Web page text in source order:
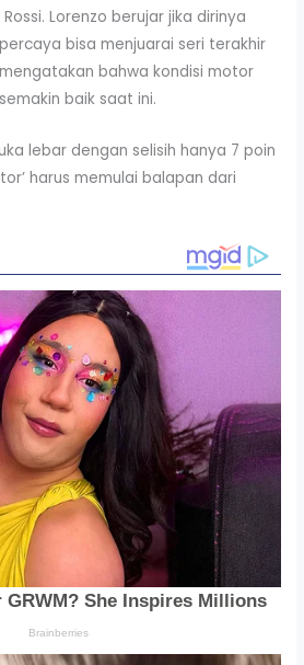
Lorenzo berujar jika dirinya
bisa menjuarai seri terakhir
bahwa kondisi motor
baik saat ini.
lebar dengan selisih hanya 7 poin
harus memulai balapan dari